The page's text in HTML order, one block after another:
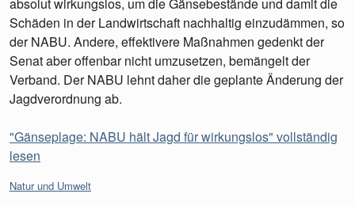
absolut wirkungslos, um die Gänsebestände und damit die
Schäden in der Landwirtschaft nachhaltig einzudämmen, so
der NABU. Andere, effektivere Maßnahmen gedenkt der
Senat aber offenbar nicht umzusetzen, bemängelt der
Verband. Der NABU lehnt daher die geplante Änderung der
Jagdverordnung ab.
"Gänseplage: NABU hält Jagd für wirkungslos" vollständig
lesen
Kategorien:
Natur und Umwelt